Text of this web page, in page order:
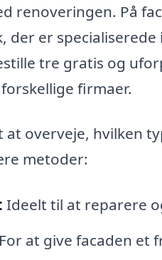
renoveringen. På
der er
tre gratis og
firmaer.
at overveje, hvilken
metoder:
Ideelt til at reparere
For at give facaden et